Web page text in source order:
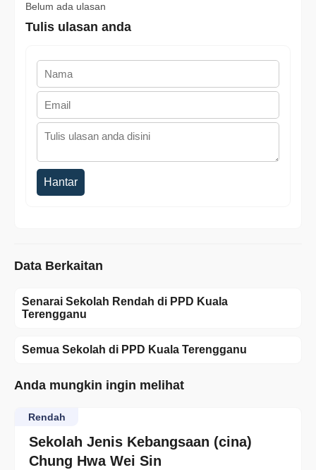
Belum ada ulasan
Tulis ulasan anda
Hantar
Data Berkaitan
Senarai Sekolah Rendah di PPD Kuala
Terengganu
Semua Sekolah di PPD Kuala Terengganu
Anda mungkin ingin melihat
Sekolah Jenis Kebangsaan (cina)
Chung Hwa Wei Sin
Rendah